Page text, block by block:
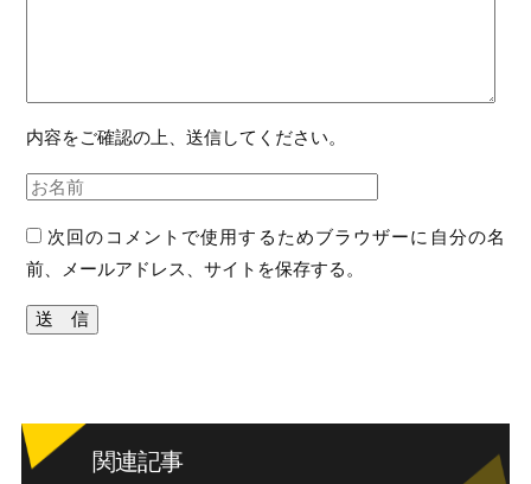
内容をご確認の上、送信してください。
次回のコメントで使用するためブラウザーに自分の名
前、メールアドレス、サイトを保存する。
関連記事